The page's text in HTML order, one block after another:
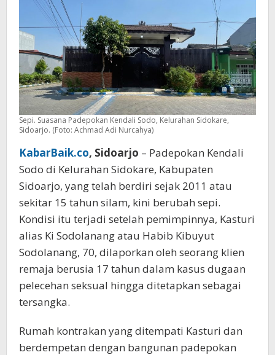
Aktivitas
Lama
Sepi. Suasana Padepokan Kendali Sodo, Kelurahan Sidokare,
Sidoarjo. (Foto: Achmad Adi Nurcahya)
KabarBaik.co, Sidoarjo – Padepokan Kendali
Sodo di Kelurahan Sidokare, Kabupaten
Sidoarjo, yang telah berdiri sejak 2011 atau
sekitar 15 tahun silam, kini berubah sepi.
Kondisi itu terjadi setelah pemimpinnya, Kasturi
alias Ki Sodolanang atau Habib Kibuyut
Sodolanang, 70, dilaporkan oleh seorang klien
remaja berusia 17 tahun dalam kasus dugaan
pelecehan seksual hingga ditetapkan sebagai
tersangka.
Rumah kontrakan yang ditempati Kasturi dan
berdempetan dengan bangunan padepokan